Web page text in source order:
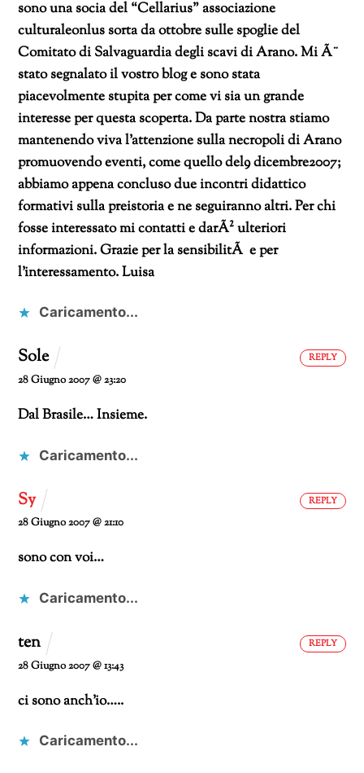
sono una socia del “Cellarius” associazione
culturaleonlus sorta da ottobre sulle spoglie del
Comitato di Salvaguardia degli scavi di Arano. Mi Ã¨
stato segnalato il vostro blog e sono stata
piacevolmente stupita per come vi sia un grande
interesse per questa scoperta.Da parte nostra stiamo
mantenendo viva l’attenzione sulla necropoli di Arano
promuovendo eventi, come quello del9 dicembre2007;
abbiamo appena concluso due incontri didattico
formativi sulla preistoria e ne seguiranno altri. Per chi
fosse interessato mi contatti e darÃ² ulteriori
informazioni. Grazie per la sensibilitÃ e per
l’interessamento. Luisa
Caricamento...
Sole
28 Giugno 2007 @ 23:20
Dal Brasile… Insieme.
Caricamento...
REPLY
Sy
28 Giugno 2007 @ 21:10
sono con voi…
Caricamento...
REPLY
ten
28 Giugno 2007 @ 13:43
ci sono anch’io…..
Caricamento...
REPLY